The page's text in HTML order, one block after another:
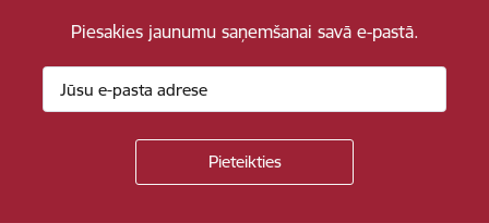
Piesakies jaunumu saņemšanai savā e-pastā.